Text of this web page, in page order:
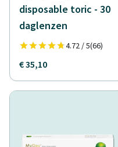
disposable toric - 30
daglenzen
4.72 / 5(66)
€ 35,10